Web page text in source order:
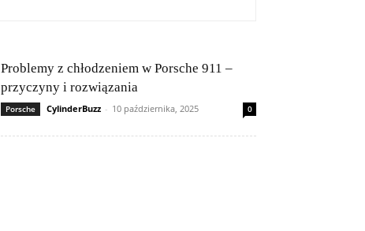
Problemy z chłodzeniem w Porsche 911 –
przyczyny i rozwiązania
Porsche CylinderBuzz - 10 października, 2025 0